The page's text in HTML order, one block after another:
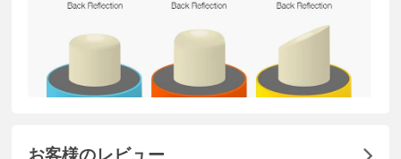
お客様のレビュー